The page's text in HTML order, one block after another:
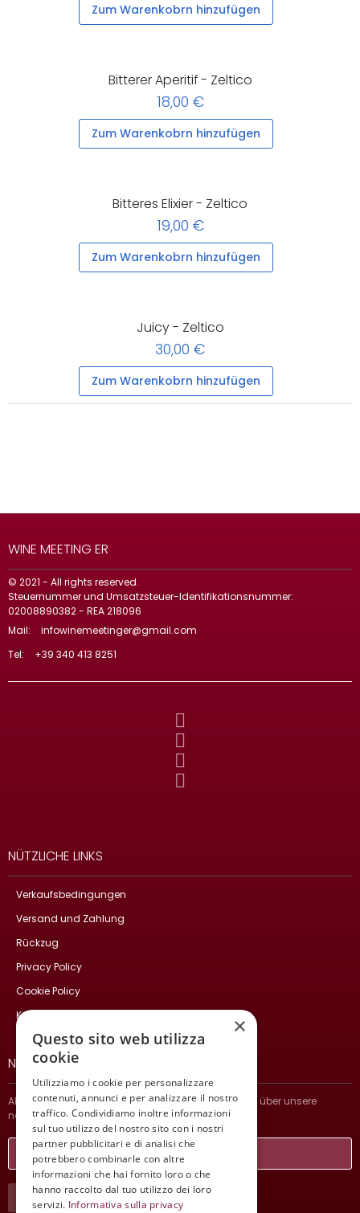
Zum Warenkobrn hinzufügen
Bitterer Aperitif - Zeltico
18,00 €
Zum Warenkobrn hinzufügen
Bitteres Elixier - Zeltico
19,00 €
Zum Warenkobrn hinzufügen
Juicy - Zeltico
30,00 €
Zum Warenkobrn hinzufügen
WINE MEETING ER
© 2021 - All rights reserved.
Steuernummer und Umsatzsteuer-Identifikationsnummer:
02008890382 - REA 218096
Mail:
infowinemeetinger@gmail.com
Tel:
+39 340 413 8251
NÜTZLICHE LINKS
Verkaufsbedingungen
Versand und Zahlung
Rückzug
Privacy Policy
Cookie Policy
Kontakte
NEWSLETTER
Abonnieren Sie und bleiben Sie auf dem Laufenden über unsere
neuesten Nachrichten.
ABONNIEREN SIE
×
Questo sito web utilizza
cookie
Utilizziamo i cookie per personalizzare
contenuti, annunci e per analizzare il nostro
traffico. Condividiamo inoltre informazioni
sul tuo utilizzo del nostro sito con i nostri
partner pubblicitari e di analisi che
potrebbero combinarle con altre
informazioni che hai fornito loro o che
hanno raccolto dal tuo utilizzo dei loro
servizi. Informativa sulla privacy